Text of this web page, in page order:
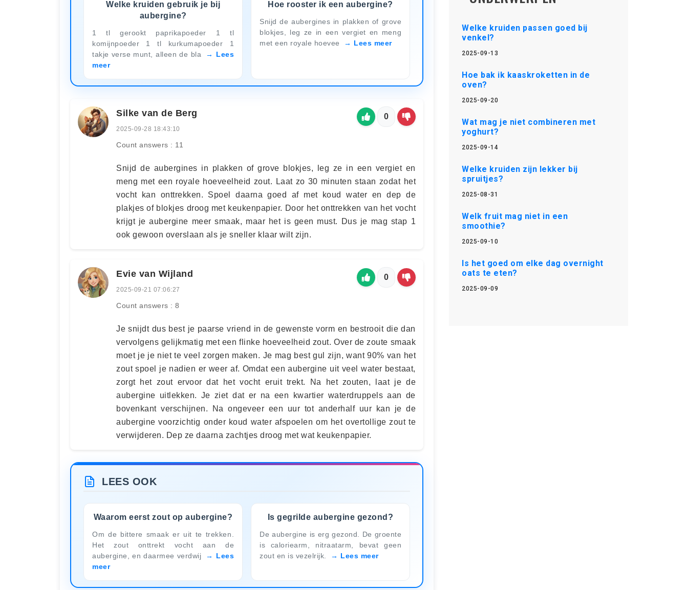
Welke kruiden gebruik je bij
aubergine?
1 tl gerookt paprikapoeder 1 tl
komijnpoeder 1 tl kurkumapoeder 1
takje verse munt, alleen de bla
Lees
meer
Hoe rooster ik een aubergine?
Snijd de aubergines in plakken of grove
blokjes, leg ze in een vergiet en meng
met een royale hoevee
Lees meer
Silke van de Berg
2025-09-28 18:43:10
Count answers : 11
0
Snijd de aubergines in plakken of grove blokjes, leg ze in een vergiet en
meng met een royale hoeveelheid zout. Laat zo 30 minuten staan zodat het
vocht kan onttrekken. Spoel daarna goed af met koud water en dep de
plakjes of blokjes droog met keukenpapier. Door het onttrekken van het vocht
krijgt je aubergine meer smaak, maar het is geen must. Dus je mag stap 1
ook gewoon overslaan als je sneller klaar wilt zijn.
Evie van Wijland
2025-09-21 07:06:27
Count answers : 8
0
Je snijdt dus best je paarse vriend in de gewenste vorm en bestrooit die dan
vervolgens gelijkmatig met een flinke hoeveelheid zout. Over de zoute smaak
moet je je niet te veel zorgen maken. Je mag best gul zijn, want 90% van het
zout spoel je nadien er weer af. Omdat een aubergine uit veel water bestaat,
zorgt het zout ervoor dat het vocht eruit trekt. Na het zouten, laat je de
aubergine uitlekken. Je ziet dat er na een kwartier waterdruppels aan de
bovenkant verschijnen. Na ongeveer een uur tot anderhalf uur kan je de
aubergine voorzichtig onder koud water afspoelen om het overtollige zout te
verwijderen. Dep ze daarna zachtjes droog met wat keukenpapier.
LEES OOK
Waarom eerst zout op aubergine?
Om de bittere smaak er uit te trekken.
Het zout onttrekt vocht aan de
aubergine, en daarmee verdwij
Lees
meer
Is gegrilde aubergine gezond?
De aubergine is erg gezond. De groente
is caloriearm, nitraatarm, bevat geen
zout en is vezelrijk.
Lees meer
Welke kruiden passen goed bij
venkel?
2025-09-13
Hoe bak ik kaaskroketten in de
oven?
2025-09-20
Wat mag je niet combineren met
yoghurt?
2025-09-14
Welke kruiden zijn lekker bij
spruitjes?
2025-08-31
Welk fruit mag niet in een
smoothie?
2025-09-10
Is het goed om elke dag overnight
oats te eten?
2025-09-09